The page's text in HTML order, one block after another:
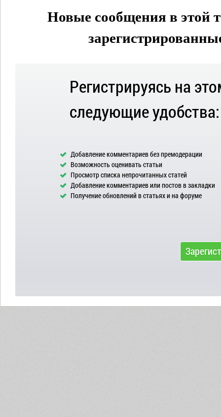
Новые сообщения в этой
Регистрируясь на
следующие удобства:
Добавление комментариев без премодерации
Возможность оценивать статьи
Просмотр списка непрочитанных статей
Добавление комментариев или постов в закладки
Получение обновлений в статьях и на форуме